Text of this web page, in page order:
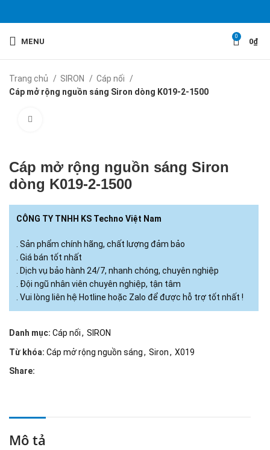
MENU
0
0₫
Trang chủ SIRON
Cáp nối
Cáp mở rộng nguồn sáng Siron dòng K019-2-1500
Cáp mở rộng nguồn sáng Siron
dòng K019-2-1500
CÔNG TY TNHH KS Techno Việt Nam
. Sản phẩm chính hãng, chất lượng đảm bảo
. Giá bán tốt nhất
. Dịch vụ bảo hành 24/7, nhanh chóng, chuyên nghiệp
. Đội ngũ nhân viên chuyên nghiệp, tận tâm
. Vui lòng liên hệ Hotline hoặc Zalo để được hỗ trợ tốt nhất !
Danh mục: Cáp nối, SIRON
Từ khóa: Cáp mở rộng nguồn sáng, Siron, X019
Share:
Mô tả